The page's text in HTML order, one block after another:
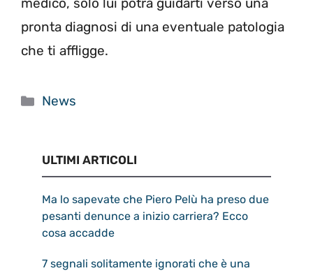
medico, solo lui potrà guidarti verso una
pronta diagnosi di una eventuale patologia
che ti affligge.
Categorie
News
ULTIMI ARTICOLI
Ma lo sapevate che Piero Pelù ha preso due
pesanti denunce a inizio carriera? Ecco
cosa accadde
7 segnali solitamente ignorati che è una